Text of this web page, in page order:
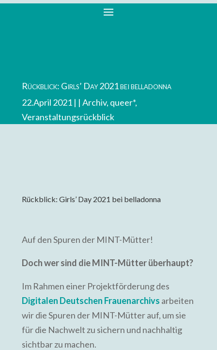
Rückblick: Girls’ Day 2021 bei belladonna
22.April 2021 |
Archiv, queer*,
Veranstaltungsrückblick
Rückblick: Girls’ Day 2021 bei belladonna
Auf den Spuren der MINT-Mütter!
Doch wersind dieMINT-Mütter überhaupt?
Im Rahmen einer Projektförderung des
Digitalen Deutschen Frauenarchivs arbeiten
wir die Spuren der MINT-Mütter auf, um sie
für die Nachwelt zu sichern und nachhaltig
sichtbar zu machen.